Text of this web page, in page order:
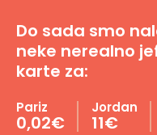
Do sada smo
neke nerealno
karte za:
Pariz
0,02€
Jordan
11€